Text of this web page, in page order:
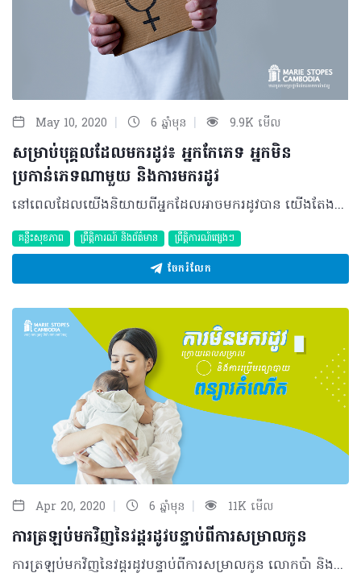
May 10, 2020 | 6 ឆ្នាំមុន | 9.9K មើល
សម្រាប់បុគ្គលដែលមករដូវ៖ អ្នកកែភេទ អ្នកមិន
ប្រកាន់ភេទណាមួយ និងការមករដូវ
នៅពេលដែលយើងនិយាយពីអ្នកដែលអាចមករដូវបាន យើងតែងតែគិតដល់អ្នកដែលមានអត្តសញ្ញាណភេទជាមនុស្សស្រី ហើយមានរូបរាងជាមនុស្សស្រី។ ទោះបីជានេះជាការគិតដោយមិនដឹងខ្លួនក៏ដោយ តែវាបានឆ្លុះបញ្ចាំងពីកង្វះខាតចំណេះដឹងទៅលើបញ្ហាការមករដូវរបស់អ្នកដែលមិនប្រកាន់អត្តសញ្ញាណថាជាស្រ្តី ឬ អ្នកដែលមិនប្រកាន់ភេទច្បាស់លាស់។ កង្វះខាតនៃការយល់ដឹងជុំវិញបញ្ហានេះ និង​ការរើសអើងនៃអ្នកកែភេទ និង​បុគ្គលដែលមិនប្រកាន់ភេទណាមួយដែលគាត់មករដូវដែរនោះ បង្កជាផលវិបាកអវិជ្ជមានទៅលើការរស់នៅប្រចាំថ្ងៃរបស់ពួកគាត់ ដែលប៉ះពាល់ទៅលើអនាម័យនៃការមករដូវ សុខភាពផ្លូវចិត្ត និង ផាសុកភាពនៃរាងកាយរបស់គាត់។ ការបើកការជជែកពិភាក្សាដែលយើងកំពុងតែសំដៅទៅលើ គឺការខ្វះខាតនៃផលិតផលអនាម័យសុខភាពប្រដាប់បន្តពូជដែលមិនរើសភេទនៅលើទីផ្សារ (gender-neutral products ) និងការមាក់ងាយពីសង្គមជុំវិញបញ្ហាមករដូវផ្ទាល់ ជាពិសេសនៅក្នុងប្រទេសដែលមិនសូវមានការអប់រំពាក់ព័ន្ធទៅនឹងសហគមន៍ LGBTQ+ ដូចប្រទេសកម្ពុជា។ ដោយសារតែកង្វះខាតព័ត៌មាន និង ឯកសារស្រាវជ្រាវអំពីប្រធានបទនេះនៅក្នុងប្រទេសកម្ពុជា យើងបានសុំជំនួយពីអ្នកដែលនៅក្នុងសហគមន៍ LGBTQ+ ក្នុងស្រុកផ្ទាល់​តែម្តង។ សម្រាប់អត្ថបទប្លុកលើកនេះ យើងបានធ្វើការសម្ភាសន៍ ជាមួយនឹងលោក Bee Mike ដែលជាអ្នកលេងឧបរករណ៍តន្រ្តី ហ្គីតាបាស ប្រចាំក្រុមប្រគុំតន្រ្តីមួយនៅ​ក្នុងប្រទេសកម្ពុជា។ លោកនឹងឆ្លើយទៅនឹងសំនួរ ដោយប្រើប្រាស់បទពិសោធន៍របស់ខ្លួនលោកផ្ទាល់ក្នុងនាមជាអ្នកកែភេទនៅប្រទេសកម្ពុជា។ ផលលំបាកនៃការមករដូវក្នុងនាមជាអ្នកកែភេទ និង មិនប្រកាន់ភេទណាមួយ «និយាយទៅបើសិនជានិយាយថាឲ្យដឹងតាំងពីពេលណា គឺតាំងពីតូចមកចូលចិត្តស្លៀកខោអាវប្រុស» បើតាមសម្តីរបស់ Mike។ នៅពេលដែលគាត់ត្រូវបានសួរពាក់ព័ន្ធពីឧបសគ្គឬការលំបាករបស់គាត់ដែលបានធំធាត់ឡើងមកក្នុងនាមជាអ្នកកែភេទ ដែលមករដូវនោះ Mike បានឆ្លើយថា លោកតែងតែមានភាពខ្មាសអៀនខ្លាំងណាស់នៅពេលដែលនិយាយអំពីការមករដូវម្តងៗ។ «និយាយទៅតាំងពីក្មេងមកគឺឲ្យតែមានអាហ្នឹង គឺតែងតែមានអារម្មណ៍ប្លែកៗហើយអៀន ហើយអត់សូវបញ្ចេញអាការៈនឹងឲ្យគេឃើញទេ សូម្បីតែទៅទិញសំឡីខ្លួនឯងក៏អត់ហ៊ានដែរ»។ Mike ក៏បានបញ្ជាក់ផងដែរថា លោកមិនសូវមានបញ្ហាអ្វីជាមួយនឹងចំណេះដឹងថែទាំខ្លួននៅពេលមករដូវនោះទេ ពីព្រោះលោកទម្លាប់ជាមួយនឹងការមករដូវតាំងពីមុនពេលដែលគាត់ដឹង ១០០ ភាគរយថាខ្លួនជាមនុស្សប្រុស។ យ៉ាងណាមិញ លោកបាននិយាយផងដែរថា នេះគឺគ្រាន់តែជាបទពិសោធន៍របស់លោកផ្ទាល់ទេ ចំពោះអ្នក​ដែលជាអ្នកកែភេទផ្សេងលោកមិនអាចតាំងខ្លួនជាតំណាងឲ្យបទពិសោធន៍ពួកគេទាំងអស់គ្នាបាននោះទេ។ ប៉ុន្តែគាត់ចាំថាគាត់មានអារម្មណ៍ភ័យខ្លាចដែរនៅពេលដែលមករដូវជាលើកដំបូង ព្រោះមិនដឹងថាវាគ្រាន់តែជាដំណើរការធម្មជាតិនោះទេ។ លោកបាននិយាយដោយហួសចិត្តអំពីការសួរសំនួរពីមនុស្សជុំវិញខ្លួនអំពីរូបរាង និងភេទរបស់លោកតាំងពីនៅក្មេងមកម្ល៉េះ។ «ពេលដំបូងៗ នៅពេលដែលលឺសំនួរចឹងៗមានអារម្មណ៍ថាអន់ចិត្តនឹងខ្លួនឯង រហូតចង់ចូលដល់ជម្ងឺ depression មិនមែនចង់ depression ទេ គឺ depression ហ្មង ដោយសារតែ ទី​១ គាត់រើសអើងខ្លាំងពេក និយាយទៅសំនួរបែបនឹងគឺគ្រប់ទីកន្លែង តែម្តង គឺថាគាត់អត់យល់ទេ សូម្បីតែអ៊ុំយើងក៏គាត់សួរយើងចឹងដែរថា ម៉េចបានយើងចូលចិត្តតែងខ្លួនជាប្រុសចឹង និយាយទៅសំនួរពេញក្បាលតែម្តង»។ ការស្រាវជ្រាវបានបង្ហាញថាអ្នកដែលកែភេទ ប្រឈមមុខនឹងការមានភាពអាម៉ាស់នឹងខ្លួនឯង និងអសមភាពនៅក្នុងសង្គម ក៏ដូចជាភាពខ្វះខាតជាច្រើននៅពេលដែលពួកគេត្រូវគ្រប់គ្រងលើការមករដូវរបស់ខ្លួន។ មូលហេតុមួយគឺអ្នកកែភេទពីស្រីទៅប្រុស ដែលមានអត្តសញ្ញាណជាភេទប្រុស បានប្រកាន់ភ្ជាប់ជាមួយនឹងផ្នត់គំនិតមួយចំនួនដែលបុរសជាច្រើននៅក្នុងសង្គមប្រកាន់ខ្ជាប់ ហើយអាចមើលឃើញការមករដូវជាអ្វីមួយដែលធ្វើឲ្យពួកគេទន់ខ្សោយ ឬអន់ជាងបុរសដទៃ។ ហេតុនេះហើយ បានជាអ្នកកែភេទខ្លះមានភាពអាម៉ាសទៅនឹងការមករដូវ។ ការមិនទទួលស្គាល់ការមករដូវនេះមិនមែនជាកំហុសរបស់ពួកគាត់នោះឡើយ ប៉ុន្តែវាជាចំនុចចង្អុលបង្ហាញពីគំនិតដែលចាត់ទុកការមករដូវគឺជារបស់កខ្វក់ ហើយបន្ទាបតម្លៃរបស់មនុស្សម្នាក់។ នេះគឺជាជំនឿមួយដែលត្រូវបានគេជឿតាំងពីយូរលង់ណាស់មកហើយ ហើយវាត្រូវបានបន្តមានឥទ្ធិពលនៅក្នុងសង្គមដែលប្រកាន់ផ្នត់គំនិតបិតាធិបតេយ្យ។ បើនិយាយអំពីបទពិសោធន៍របស់លោកជាមួយនឹងបុគ្គលិកសុខាភិបាលវិញ Mike បាននិយាយថា លោកមិនដែលបានទៅគ្លីនិកណាមួយដើម្បីពិនិត្យមើលសុខភាពបន្តពូជរបស់លោកនោះទេ ប៉ុន្តែលោកធ្លាប់បានយកម្តាយរបស់លោកទៅ ហើយបានមានអារម្មណ៍ថាលោកមិនអាចទទួលយកការពិនិត្យរាងកាយបែបនោះបាននោះទេ។ ប៉ុន្តែលោកធ្លាប់មានបទពិសោធន៍ខ្លះៗនៅពេលដែលទៅគ្លីនិកពិនិត្យជម្ងឺទូទៅ ហើយមានអារម្មណ៍មិនល្អនៅពេលដែលគេនិយាយពីរូបរាងរបស់លោក និង​ ភេទរបស់លោកផងដែរ។ «បងទៅតែពេទ្យពិនិត្យសុខភាពធម្មតាដូចជាក្អក ផ្តាសាយអីចឹង ហើយភាគច្រើន ពួកគាត់នៅតែសួរតែ ស្មានតែប្រុសតាមពិតស្រីសោះ ពាក្យនេះអាចសាមញ្ញចំពោះគាត់ ប៉ុន្តែវាប៉ះពាល់ដល់អារម្មណ៍យើង»។ អ្នកផ្តល់សេវាសុខភាព និង​ សង្គមទាំងមូលដើរតួរយ៉ាងសំខាន់ក្នុងការលុបបំបាត់ការរើសអើងទៅលើអ្នកដែលកែភេទហើយមករដូវ។ អ្វីដែលគួរឲ្យសោកស្តាយគឺ នេះឯងជាចំនុចបញ្ហា ព្រោះអ្នកផ្តល់សេវាសុខភាពត្រូវបានគេរកឃើញថាមានភាពខ្វះខាត និង មានភាពលំអៀងនៅពេលដែលផ្តល់ការព្រឹក្សាដល់អ្នកដែលកែភេទ។ ការស្រង់មតិមួយនៅសហរដ្ឋអាមេរិកនៅឆ្នាំ ២០១៥ ក្នុងចំណោមវេជ្ជបណ្ឌិតផ្នែកសម្ភព និង រោគស្រ្តី បានបង្ហាញថា ៨០​ ភាគរយ ក្នុងចំណោមពួកគេមិនបានទទួលការហ្វឹកហាត់ទាក់ទងទៅនឹងការផ្តល់សេវាសុខភាពដល់អ្នកកែភេទនោះទេ ហើយមានតែ ២៩ ភាគរយតែប៉ុណ្ណោះដែលមានអារម្មណ៍មិនល្អនៅពេលផ្តល់សេវាកម្មថែទាំសុខភាពដល់អ្នកកែភេទ។ ដោយសារតែភាពភ័យខ្លាចទៅលើអ្នកផ្តល់សេវាសុខភាពដែលរើសអើងទៅលើអ្នកកែភេទ ហើយនិង​ការស្អប់ខ្ពើមការមករដូវផងនោះ អ្នកកែភេទមិនងាយនឹងស្វែងរកសេវាថែទាំសុខភាពនោះទេ​នៅពេលដែលពួកគេជួបបញ្ហាពាក់ព័ន្ធទៅនឹងការមករដូវ ដូចជាការអត់រដូវ និង​ការដុះស្រទាប់រដូវនៅកន្លែងមិនប្រក្រតីជាដើម ដែលអាចមានមូលហេតុប៉ះពាល់សុខភាពធ្ងន់ធ្ងរ។ ការធ្វើឲ្យការមករដូវនៃអ្នកកែភេទទៅជារឿងធម្មតា ដូចនេះ តើក្នុងនាមយើងជាបុគ្គលម្នាក់ក្នុងសង្គមអាចជួយអ្វីបានខ្លះ? តាមពិតការចាប់ផ្តើមដំបូងគឺមិនស្មុគស្មាញនោះទេ​ ហើយវិធីនោះគឺការលើកទឹកចិត្តឲ្យអ្នកកែភេទ និង អ្នកដែលមិនប្រកាន់ភេទណាមួយចូលរួមការពិភាក្សាស្តីពីការមករដូវ។ ដើម្បីសង្កត់ថាមិនមែនមានតែស្ត្រីភេទតែប៉ុណ្ណោះដែលអាចមករដូវបាន ហើយក្នុងគោលដៅរកដំណោះស្រាយដែលផ្តល់ផាសុកភាពចំពោះមនុស្សទាំងអស់ដែលមករដូវ។ នេះអាចរួមបញ្ចូលទាំងវគ្គបណ្តុះបណ្តាលអ្នកផ្តល់សេវាថែទាំសុខភាពដែលមិនមានការរើសអើងអ្នកកែភេទ និងការដាក់ផលិតផលអនាម័យនៅក្នុងបន្ទប់ទឹកទាំងប្រុស និងស្រី។ ហើយអ្វីដែលសំខាន់ជាងគេនោះ គឺការលុបបំបាត់គំនិតដែលខុសឆ្គងពាក់ព័ន្ធទៅនឹងការមករដូវ។ នេះមិនមែនជាការងាយទេ ហើយវាត្រូវការការដាក់កម្មវិធីសិក្សានៅតាមសាលាអំពីសុខភាពបន្តពូជ និង សហគមន៍ LGBTQ+។ លោកបានបន្តថា៖ «បើទោះបីជាពួកបងស្រលាញ់ស្រីមែនប៉ុន្តែរូបរាងខាងក្រៅ ប្រព័ន្ធគ្រឿងក្នុងយើងក៏នៅតែជាមនុស្សស្រីចឹង។​ ចឹងធម្មតាធម្មជាតិបង្កើតមកឲ្យមនុស្សស្រីមានមករដូវ គឺយើងនៅតែមកដែរ ដូចម៉ាស៊ីនចឹង គេ set មកយ៉ាងម៉េចគឺយើងចេញមកចឹង។ ប៉ុន្តែពួកយើងខុសពីម៉ាស៊ីនដោយសារយើងនៅមានអារម្មណ៍ទៀត។ យើងមានអារម្មណ៍ យើងមានបេះដូង យើងមានគំនិត អ៊ីចឹងការគិតរបស់ពួកបងខុសគ្នាពីមនុស្សស្រីធម្មតាគឺខាងក្នុងចិត្ត ការគិត អារម្មណ៍»។ ផលិតផលអនាម័យសម្រាប់ការមករដូវដែលមិនប្រកាន់ភេទកំពុងតែត្រូវបានគេលក់នៅប្រទេសមួយចំនួននៅជុំវិញពិភពលោក។ ផលិតផលដូចជា Thinx និង Always កំពុងតែរួមបញ្ចូលតម្រូវការរបស់អ្នកកែភេទ​ និង អ្នកមិនប្រកាន់ភេទណាមួយ ដោយបង្កើតផលិតផលដែលអ្នកណាក៏អាចប្រើប្រាស់បានយ៉ាងងាយស្រួល។ យ៉ាងណាមិញ គ្រាន់តែកែប្រែផលិតផលនឹងមិនអាចជួយបានច្រើននោះទេប្រសិនបើយើងមិនព្យាយាមអស់ពីសមត្ថភាពក្នុងការអប់រំប្រជាជនទូទៅអំពីអនាម័យការមករដូវ និង ការគិតខុសពាក់ព័ន្ធទៅនឹងអ្នកដែលអាចមករដូវ តើការមករដូវមានន័យថាដូចម្តេច ហើយហេតុអីបានជាអនាម័យសុខភាពរដូវគឺជាសិទ្ធិមនុស្ស។ សម្រាប់ Mike វិញ ក្តីសង្ឃឹមរបស់លោកគឺសាមញ្ញនោះទេ។ «បើតាមមតិរបស់បងផ្ទាល់គឺអត់មានអីច្រើនក្រៅពីឲ្យពួកគាត់បើកចិត្តព្រមទទួលយកនោះទេ»។ គ្លីនិកម៉ារីស្តូបលើកទឹកចិត្តឲ្យមនុស្សគ្រប់អត្តសញ្ញាណភេទទាំងអស់មកទទួលសេវាថែទាំសុខភាពផ្លូវភេទដោយមិនមានភាពអាម៉ាស់ និង ប្រកបដោយទំនុកចិត្ត។ ឯកសារយោង៖ Chrisler, J. C., Gorman, J. A., Manion, J., Murgo, M., Barney, A., Adams-Clark, A., … Mcgrath, M. (2016). Queer periods: attitudes toward and experiences with menstruation in the masculine of centre and transgender community. Culture, Health & Sexuality, 18(11), 1238–1250. doi: 10.1080/13691058.2016.1182645 ACLU News & Commentary. (2019, December 17). Retrieved March 27, 2020, from https://www.aclu.org/news/lgbt-rights/menstruation-related-discrimination-is-sex-discrimination-we-dont-need-to-erase-trans-or-non-binary-people-to-make-that-point/ សម្រាប់ព័ត៌មានទាក់ទងនឹងការមករដូវ សុខភាពបន្តពូជ និង វិធីសាស្រ្តពន្យាកំណើត ប្រឹក្សាជាមួយ @MarieStopesKH តាមរយៈ៖ ✓ ផ្ញើសារតាមរយៈហ្វេសប៊ុគ ✓ រៀងរាល់ថ្ងៃចាប់ពីម៉ោង 7:00 ព្រឹក រហូតដល់ម៉ោង 5:00 ល្ងាច ✓ 012 999 002 ឬ 098 999 102 ✓ ផ្ញើសារតាមរយៈបណ្ដាញសង្គម LINE, Viber, WhatsApp, WeChat 093 24 08 23 ✓ www.mariestopes.org.kh/contactus
គន្លឹះសុខភាព ព្រឹត្តិការណ៍ និងព័ត៌មាន ព្រឹត្តិការណ៍ផ្សេងៗ
ចែករំលែក
Apr 20, 2020 | 6 ឆ្នាំមុន | 11K មើល
ការត្រឡប់មកវិញនៃវដ្តរដូវបន្ទាប់ពីការសម្រាលកូន
ការត្រឡប់មកវិញនៃវដ្តរដូវបន្ទាប់ពីការសម្រាលកូន លោកប៉ា និងអ្នកម៉ាក់ថ្មីថ្មោងអាចមានការបារម្ភច្រើនជាងធម្មតាបន្តិចនៅពេលដែលនិយាយ ពីប្រធានបទអំពី”អ្នកម្តាយ និងគភ៌”។ មុនពេលសម្រាលលោកប៉ា អ្នកម៉ាក់រមែងតែងតែព្រួយបារម្ភថា តើកូនរបស់ពួកគាត់នឹងកើត មកគ្រប់ លក្ខណៈ ឬអត់ ហើយថាតើម្តាយ និងកូនមានសុវត្ថិភាព ឬយ៉ាងណា? រីឯក្រោយពេលដែលសម្រាលរួចរាល់វិញ ជាពិសេសអ្នកម្តាយតែម្តងតែងតែសួរសំនួរដូចជា៖ «ហេតុអីបានទឹកដោះខ្ញុំមិនសូវចេញ?» ឬ «ហេតុអី ទឹកដោះខ្ញុំមានរសជាតិប្លែក?» (សំនួរនេះពិតជាធ្លាប់មានគេសួរមែនទេ?) ហើយសំនួរមួយទៀតដែលពេញ និយមដែរនោះគឺ៖ ហេតុអ្វីបានជាសម្រាលកូនហើយនៅតែមិនមានរដូវទៀត? ដូចនេះគ្លីនិក ម៉ារីស្តូបនឹងដោះស្រាយចម្ងល់មួយនេះជូនម៉ាក់ប៉ាទាំងអស់មិនថាថ្មី ឬចាស់នោះទេ។ អ្វីដែលអ្នកទាំងអស់គ្នាអាចមិននឹកស្មានដល់នោះ គឺបញ្ហាទាំងអស់នេះភាគច្រើនពាក់ព័ន្ធទៅនឹងបម្រែបម្រួលនៃ រាងកាយរបស់អ្នកម្តាយជាធម្មតានៅក្រោយពេលសម្រាលកូន ។ តើហេតុអ្វីបានជាខ្ញុំមិនមករដូវទៀតនៅក្រោយពេលសម្រាលកូនហើយ? ការមករដូវគឺជាព្រឹត្តិការណ៍មួយដែលបញ្ជាក់ថាអ្នកមានសមត្ថភាពក្នុងការមានកូនតាមរយៈបាតុភូតបញ្ចេញអូវ៉ុល​(ovulation) ឬ ស៊ុតរបស់ស្រ្តីនេះឯង។ នៅកំឡុងពេលដែលអ្នកម៉ាក់ពរពោះកូនរបស់អ្នកម៉ាក់ តាំងខ្លួននៅក្នុងថង់ដែលដុះចេញពីស្រទាប់ endometrium នៃស្បូន។ សុកដែលជាប់ទៅនឹងថង់ទារករមែង តែងតែបញ្ចេញ អរម៉ូនម្យ៉ាងហៅថា Progesterone ហើយអរម៉ូននេះឯងដែលទប់ស្កាត់បាតុភូតខ្ជាក់ចេញ នូវស៊ុត​ ឬអូវ៉ុល។ អ៊ីចឹងចុះពេលណាទៅទើបរដូវខ្ញុំត្រឡប់មកវិញ? ក្រោយពីសម្រាលកូនរួច អ្នកម៉ាក់ដែលសម្រេចចិត្តថាមិនបំបៅដោះកូននឹងមានរដូវវិញក្នុងកំឡុងពេល ៦ ទៅ​ ៨ សប្តាហ៍ក្រោយសម្រាល។ ប្រសិនបើជាអ្នកម៉ាក់បំបៅដោះកូន ពេលវេលានៃការមករដូវមានការយឺតយ៉ាវ គឺអាចរវាង ៣ ទៅ ៦ ឬ ៩ ខែ អាស្រ័យលើថាតើអ្នកម៉ាក់បំបៅដោះកូនបានទៀងទាត់ឬអត់។ អ្នកម្តាយមួយចំនួន ដែលបំបៅដោះកូនជាប់រហូត អាចនឹងមិនមានរដូវក្នុងកំឡុងពេលដែលបំបៅនោះតែម្តងហើយវានឹងមកវិញ ទៅពេលឈប់បំបៅ។ ជាធម្មតា ស្រ្តីដែលបំបៅដោះកូននឹងមករដូវយឺតជាងធម្មតា ដោយសារតែទឹកដោះភ្ញោចឲ្យខ្លួនប្រាណ បញ្ចេញ អរម៉ូនម្យ៉ាងហៅថា Prolactin។ Prolactin គឺជាអរម៉ូនម្យ៉ាងដែលមានភាពចាំបាច់ក្នុង ការផលិតទឹក ដោះម្តាយ ហើយវាក៏អាចទប់ស្កាត់អរម៉ូនដែលបង្កឲ្យមានការទម្លាក់ស៊ុតដែរ។ ដោយសារតែមិនមានអរម៉ូន ជម្រុញឲ្យមាន វដ្តរដូវ អ្នកម្តាយទាំងនោះត្រូវចាំពេលយូរបន្តិច។ តើនៅពេលដែលមានរដូវវិញមានការប៉ះពាល់ដល់ទឹកដោះដែរឬទេ? នៅពេលដែលរដូវរបស់អ្នកត្រឡប់មកវិញ អ្នកអាចចាប់អារម្មណ៍ថាមានបម្រែបម្រួលតិចតួចទាក់ទងនឹង ទឹកដោះ។ ឧទាហរណ៍៖ អ្នកអាចឃើញថាទឹកដោះរបស់អ្នកមកតិចជាងមុន ឬ ក៏ទារកមើលទៅហាក់បីដូចជា មិនសូវ មានចំណង់ក្នុងការបៅទឹកដោះ។ បម្រែបម្រួលនៃអរម៉ូនអាចធ្វើឲ្យទឹកដោះផ្លាស់ប្តូររសជាតិតិចតួច ឬ​ សណ្ឋាននៃទឹកដោះម្តាយ ប៉ុន្តែការប្រែប្រួលនេះតិចខ្លាំងណាស់ ហើយវាមិនបង្កជាផលអវិជ្ជមាន នោះទេ។ ហេតុអ្វីបានជាការមានកូនជាប់ៗគ្នាក្នុងរយៈពេលខ្លីមិនល្អចំពោះអ្នកម្តាយ និង ទារក? ទារកដែលត្រូវបានបង្កកំណើតក្នុងកំឡុងពេលតិចជាង ១២ខែបន្ទាប់ពីការសម្រាលចុងក្រោយរបស់ម្តាយរងនូវ ការកើនឡើងនៃហានិភ័យក្នុងការកើតមិនគ្រប់ខែ មានទម្ងន់តិចជាងទារកធម្មតា បាត់បង់ជីវិតនៅក្នុងផ្ទៃ និង ការស្លាប់ក្រោយពេលសម្រាល។ ហេតុដូច្នេះហើយ លោកឪពុកអ្នកម្តាយគួរតែរងចាំយ៉ាងហោចណាស់ក៏​ ១២ ខែដែរ សឹមយកកូនមួយទៀត។ តែនេះមិនមែនមានន័យថាហាមឃាត់មិនឲ្យរួមភេទនោះទេ។ អ្វីដែលអ្នកគួរធ្វើគឺការប្រើប្រាស់វិធីសាស្រ្តពន្យាកំណើត ឲ្យបានត្រឹមត្រូវ និងឆាប់រហ័ស។ នេះសំដៅទៅលើស្រ្តីដែលទើបតែធ្វើការរំលូតកូន ឬ រលូតកូនផងដែរ។ សូមចំណាំថា៖ទោះបីអ្នកមិន​បានពរពោះ​ដល់សម្រាលក្តី ក៏អ្នកទៅតែអាចមានសមត្ថភាពក្នុងការពរពោះម្តងទៀតក្នុងអំឡុងពេលខ្លីបំផុតដែរ។ ដូចនេះ ការប្រើ​វិធីសាស្រ្ត​ពន្យារកំណើតភ្លាមៗបន្ទាប់ពីសម្រាល ឬការរំលូ តកូន នឹងអាចជួយ កាត់បន្ថយហានិភ័យជាច្រើន។ ម៉ារីស្តូបអើយ! តើអ្នកអាចជួយណែនាំវិធីសាស្រ្តពន្យារកំណើតដ៏សក្តិសមបំផុតបានទេ? ប្រាកដណាស់។ មនុស្សមួយចំនួនធមានគំនិតអវិជ្ជមានចំពោះការប្រើប្រាស់វិធីសាស្រ្តពន្យារកំណើតនៅពេលដែល សម្រាល កូនរួចភ្លាមៗ។ ចំពោះការលេបថ្នាំគ្រាប់ពន្យារកំណើតវិញ គឺមិនសូវបានណែនាំចំពោះស្រ្តីដែលទើបតែសម្រាលកូននោះទេ ជាពិសេសក្នុងកំឡុងពេល ២១​ថ្ងៃដំបូង។ នៅក្នុងកំឡុងពេល ២១ ថ្ងៃនោះ ស្រ្តីមានហានិភ័យច្រើនជាងធម្មតាក្នុងការមានជំងឺកំណកឈាម។ វិធីសាស្រ្តពន្យារកំណើតដែលល្អ ហើយមានសុវត្ថិភាពជាងគេនោះ គឺវិធីសាស្រ្តពន្យារកំណើតរយៈពេលវែង ដូចជា ការដាក់កងក្នុងស្បូន (IUD) និង ការដាក់កងក្រោមស្បែក (implant)។ អ្នកអាចប្រើប្រាស់វិធីសាស្រ្តទាំងពីរនេះក្រោយពេលសម្រាលកូនភ្លាមៗ ឬ ក្នុងកំឡុងពេលក្រោយសម្រាលកូន ២១​ថ្ងៃក៏បាន។ តែកុំឲ្យយឺតយ៉ាវជាងនេះឲ្យសោះណា៎។ ដូចនេះកុំបារម្ភអី រដូវរបស់អ្នកនឹងមកវិញដូចធម្មតា។ ហើយប្រសិនជាអ្នកចង់មានការពរពោះដោយមានសុវត្ថិភាព និង ទារកដែលមានសុខភាពល្អ វាមានអត្ថប្រយោជន៍ក្នុងការរងចាំដោយប្រើប្រាស់វិធីសាស្រ្តពន្យារកំណើតឲ្យបាន ត្រឹមត្រូវ។ ការអត់ធ្មត់គឺជាគុណធម៌គួរប្រកាន់ជាប់ខ្លួន (Patience is virtue)។ ឯកសារយោង៖ Jackson, E., & Glasier, A. (2011). Return of Ovulation and Menses in Postpartum Nonlactating Women. Obstetrics & Gynecology, 117(3), 657–662. doi: 10.1097/aog.0b013e31820ce18c Women's Health Care Physicians. (2018, February). Retrieved from https://www.acog.org/Patients/FAQs/Postpartum-Birth-Control?IsMobileSet=false FSRH Guidline: Contraception After Pregnancy (January 2017) សម្រាប់ព័ត៌មានបន្ថែមវិធីសាស្រ្តពន្យារកំណើតផ្សេងៗ​​​ ប្រឹក្សាជាមួយ @MarieStopesKH តាមរយៈ៖ ✓ ផ្ញើសារតាមរយៈហ្វេសប៊ុគ ✓ រៀងរាល់ថ្ងៃចាប់ពីម៉ោង 7:00 ព្រឹក រហូតដល់ម៉ោង 5:00 ល្ងាច ✓ 012 999 002 ឬ 098 999 102 ✓ ផ្ញើសារតាមរយៈបណ្ដាញសង្គម LINE, Viber, WhatsApp, WeChat 093 24 08 23 ✓ www.mariestopes.org.kh/contactus